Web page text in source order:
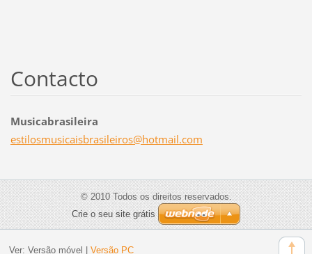
Contacto
Musicabrasileira
estilosmusicaisbrasileiros@hotmail.com
© 2010 Todos os direitos reservados.
Crie o seu site grátis
Ver: Versão móvel Versão PC